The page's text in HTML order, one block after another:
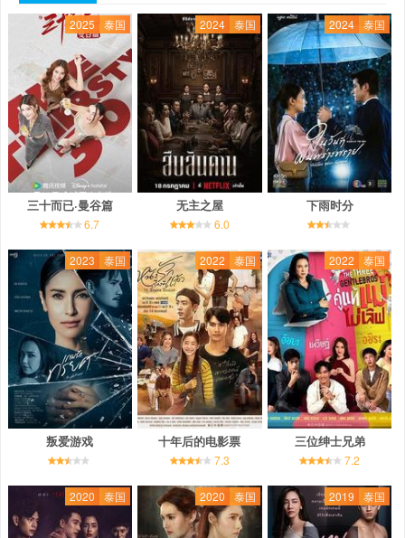
2025 泰国
三十而已·曼谷篇
6.7
2024 泰国
无主之屋
6.0
2024 泰国
下雨时分
2023 泰国
叛爱游戏
2022 泰国
十年后的电影票
7.3
2022 泰国
三位绅士兄弟
7.2
2020 泰国 2020 泰国 2019 泰国